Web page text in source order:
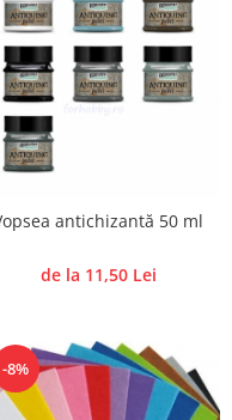
antichizantă 50 ml
de la 11,50 Lei
-8%